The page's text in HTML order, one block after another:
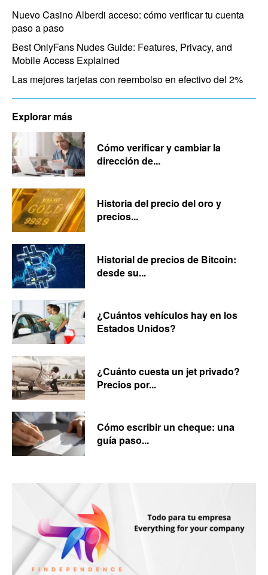
Nuevo Casino Alberdi acceso: cómo verificar tu cuenta
paso a paso
Best OnlyFans Nudes Guide: Features, Privacy, and
Mobile Access Explained
Las mejores tarjetas con reembolso en efectivo del 2%
Explorar más
Cómo verificar y cambiar la
dirección de...
Historia del precio del oro y
precios...
Historial de precios de Bitcoin:
desde su...
¿Cuántos vehículos hay en los
Estados Unidos?
¿Cuánto cuesta un jet privado?
Precios por...
Cómo escribir un cheque: una
guía paso...